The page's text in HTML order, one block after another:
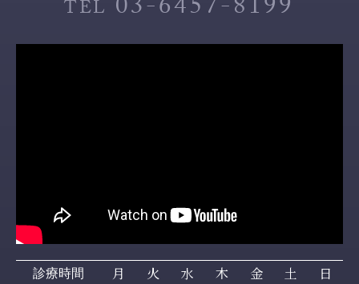
TEL 03-6457-8199
診療時間 月 火 水 木 金 土 日